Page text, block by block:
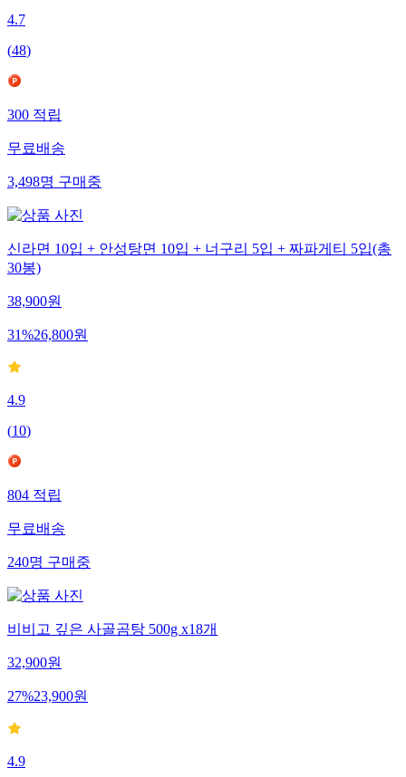
4.7
(48)
300적립
무료배송
3,498명구매중
신라면 10입 + 안성탕면 10입 + 너구리 5입 + 짜파게티 5입(총
30봉)
38,900원
31%26,800원
4.9
(10)
804적립
무료배송
240명구매중
비비고 깊은 사골곰탕 500g x18개
32,900원
27%23,900원
4.9